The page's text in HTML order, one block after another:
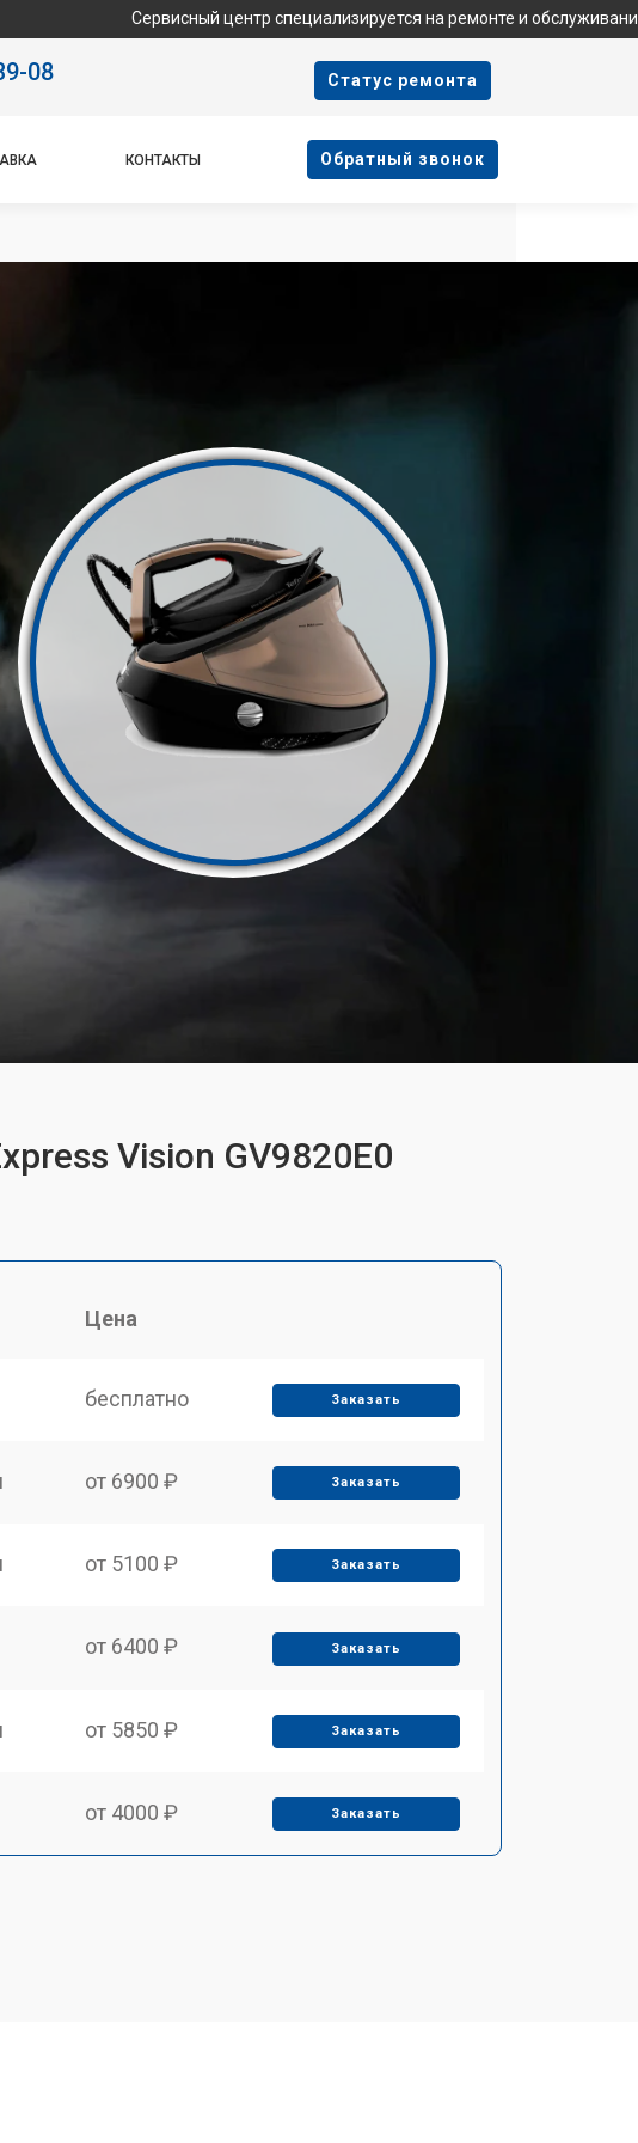
Сервисный центр специализируется на ремонте и обслуживании
08 Cтатус ремонта
КОНТАКТЫ Oбратный звонок
Vision GV9820E0
Цена
бесплатно Заказать
от 6900 ₽ Заказать
от 5100 ₽ Заказать
от 6400 ₽ Заказать
от 5850 ₽ Заказать
от 4000 ₽ Заказать